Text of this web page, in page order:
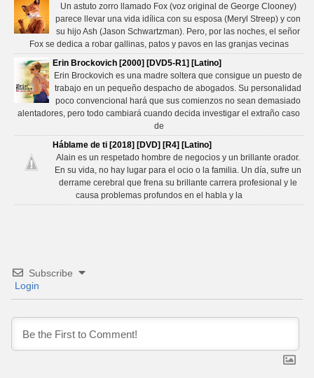
Un astuto zorro llamado Fox (voz original de George Clooney)
parece llevar una vida idílica con su esposa (Meryl Streep) y con
su hijo Ash (Jason Schwartzman). Pero, por las noches, el señor
Fox se dedica a robar gallinas, patos y pavos en las granjas vecinas
Erin Brockovich [2000] [DVD5-R1] [Latino]
Erin Brockovich es una madre soltera que consigue un puesto de
trabajo en un pequeño despacho de abogados. Su personalidad
poco convencional hará que sus comienzos no sean demasiado
alentadores, pero todo cambiará cuando decida investigar el extraño caso
de
Háblame de ti [2018] [DVD] [R4] [Latino]
Alain es un respetado hombre de negocios y un brillante orador.
En su vida, no hay lugar para el ocio o la familia. Un día, sufre un
derrame cerebral que frena su brillante carrera profesional y le
causa problemas profundos en el habla y la
Subscribe
Login